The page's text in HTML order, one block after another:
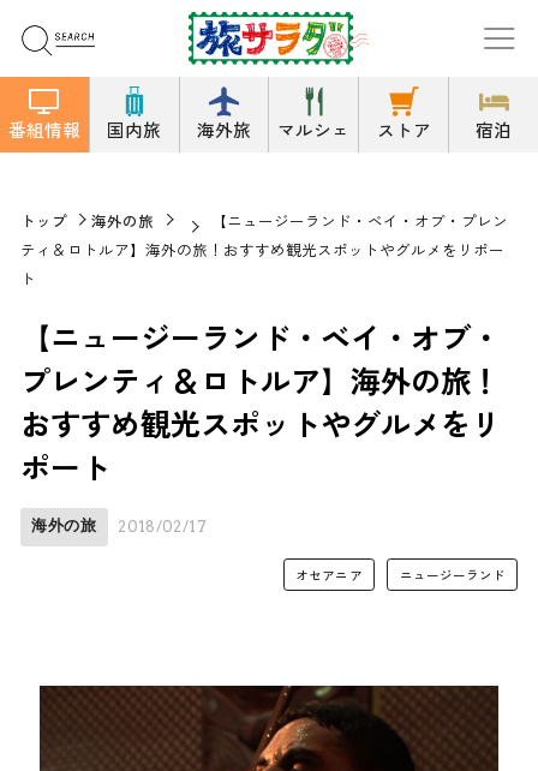
番組情報 国内旅 海外旅 マルシェ ストア 宿泊
トップ 海外の旅
【ニュージーランド・ベイ・オブ・プレン
ティ＆ロトルア】海外の旅！おすすめ観光スポットやグルメをリポー
ト
【ニュージーランド・ベイ・オブ・
プレンティ＆ロトルア】海外の旅！
おすすめ観光スポットやグルメをリ
ポート
海外の旅 2018/02/17
オセアニア ニュージーランド